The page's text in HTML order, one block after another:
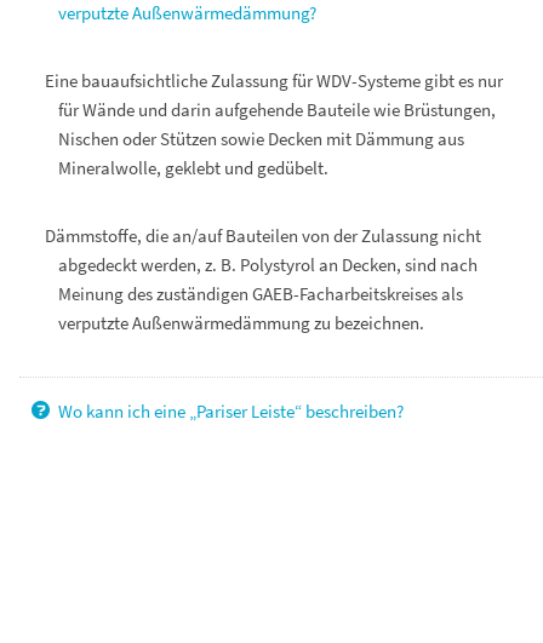
verputzte Außenwärmedämmung?
Eine bauaufsichtliche Zulassung für WDV-Systeme gibt es nur
für Wände und darin aufgehende Bauteile wie Brüstungen,
Nischen oder Stützen sowie Decken mit Dämmung aus
Mineralwolle, geklebt und gedübelt.
Dämmstoffe, die an/auf Bauteilen von der Zulassung nicht
abgedeckt werden, z. B. Polystyrol an Decken, sind nach
Meinung des zuständigen GAEB-Facharbeitskreises als
verputzte Außenwärmedämmung zu bezeichnen.
Wo kann ich eine „Pariser Leiste“ beschreiben?